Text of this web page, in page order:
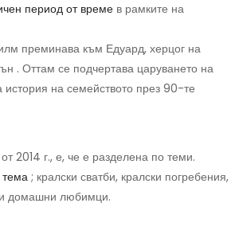
период от време в рамките на
преминава към Едуард, херцог на
. Оттам се подчертава царуването на
на семейството през 90-те
2014 г., е, че е разделена по теми.
тема ; кралски сватби, кралски погребения,
домашни любимци.